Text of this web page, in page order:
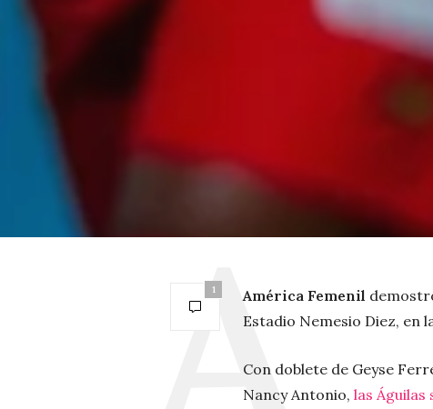
1 América Femenil
Estadio Nemesio Diez, en
Con doblete de Geyse
Nancy Antonio, las